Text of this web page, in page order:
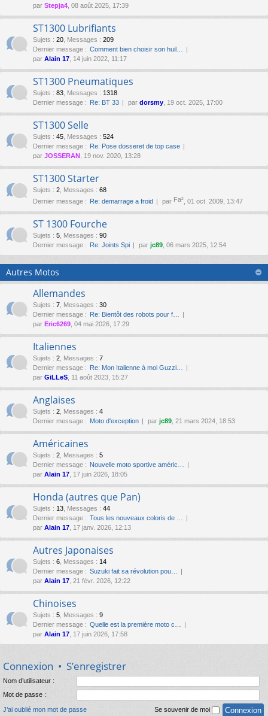
par Stepja4 , 08 août 2025, 17:39
ST1300 Lubrifiants
Sujets : 20 Messages : 209
Dernier message : Comment bien choisir son huil…
par Alain 17 , 14 juin 2022, 11:17
ST1300 Pneumatiques
Sujets : 83 Messages : 1318
Dernier message : Re: BT 33 par dorsmy , 19 oct. 2025, 17:00
ST1300 Selle
Sujets : 45 Messages : 524
Dernier message : Re: Pose dosseret de top case
par JOSSERAN , 19 nov. 2020, 13:28
ST1300 Starter
Sujets : 2 Messages : 68
Dernier message : Re: demarrage a froid par Fa² , 01 oct. 2009, 13:47
ST 1300 Fourche
Sujets : 5 Messages : 90
Dernier message : Re: Joints Spi par jc89 , 06 mars 2025, 12:54
Autres Motos
Allemandes
Sujets : 7 Messages : 30
Dernier message : Re: Bientôt des robots pour f…
par Eric6269 , 04 mai 2026, 17:29
Italiennes
Sujets : 2 Messages : 7
Dernier message : Re: Mon Italienne à moi Guzzi…
par GiLLeS , 11 août 2023, 15:27
Anglaises
Sujets : 2 Messages : 4
Dernier message : Moto d'exception par jc89 , 21 mars 2024, 18:53
Américaines
Sujets : 2 Messages : 5
Dernier message : Nouvelle moto sportive améric…
par Alain 17 , 17 juin 2026, 18:05
Honda (autres que Pan)
Sujets : 13 Messages : 44
Dernier message : Tous les nouveaux coloris de …
par Alain 17 , 17 janv. 2026, 12:13
Autres Japonaises
Sujets : 6 Messages : 14
Dernier message : Suzuki fait sa révolution pou…
par Alain 17 , 21 févr. 2026, 12:22
Chinoises
Sujets : 5 Messages : 9
Dernier message : Quelle est la première moto c…
par Alain 17 , 17 juin 2026, 17:58
Connexion • S’enregistrer
Nom d’utilisateur :
Mot de passe :
J’ai oublié mon mot de passe Se souvenir de moi